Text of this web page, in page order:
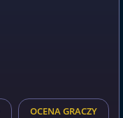
OCENA GRACZY